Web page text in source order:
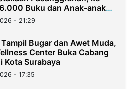
Buku dan Anak-anak
- 21:29
Bugar dan Awet Muda,
Center Buka Cabang
Kota Surabaya
- 17:35